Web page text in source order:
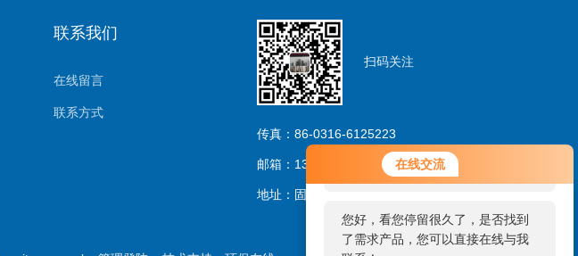
在线交流
您好！欢迎前来咨询，很高兴为您
服务，请问您要咨询什么问题呢？
您好，看您停留很久了，是否找到
了需求产品，您可以直接在线与我
联系我们
在线留言
联系方式
扫码关注
传真：86-0316-6125223
邮箱：13733263206@163.com
地址：固安林城温泉产业园区